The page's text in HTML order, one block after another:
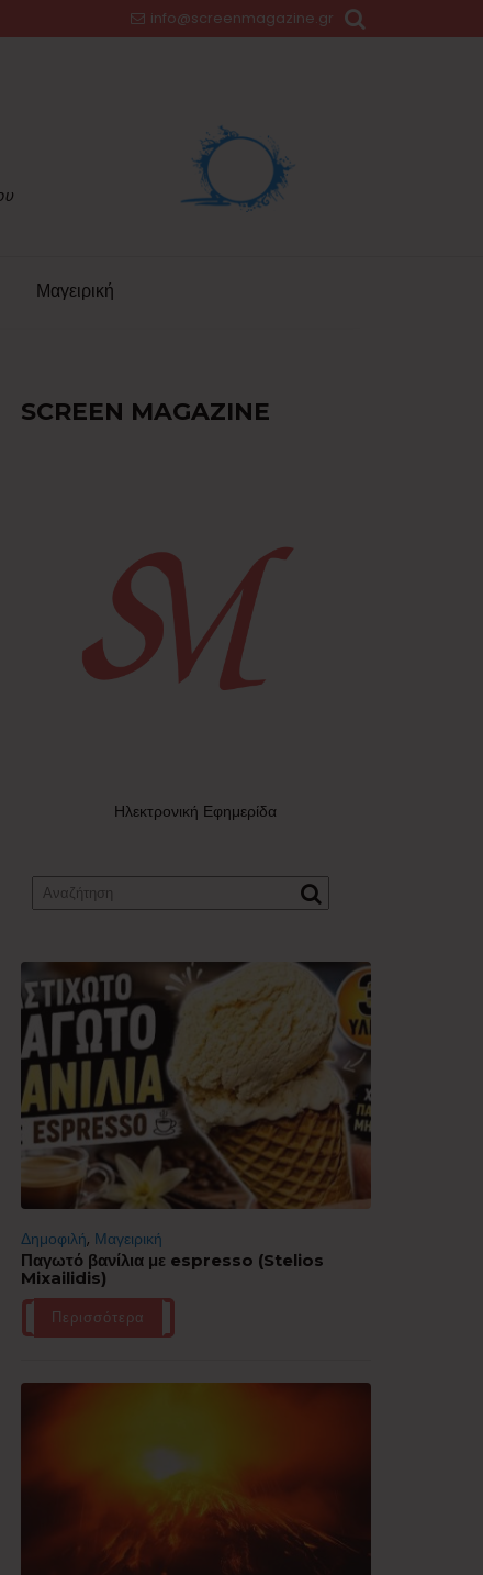
info@screenmagazine.gr
Μαγειρική
SCREEN MAGAZINE
Ηλεκτρονική Εφημερίδα
Δημοφιλή, Μαγειρική
Παγωτό βανίλια με espresso (Stelios
Mixailidis)
Περισσότερα